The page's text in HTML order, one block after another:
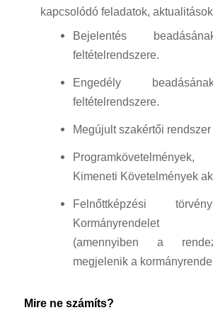
kapcsolódó feladatok,
Bejelentés
feltételrendszere.
Engedély
feltételrendszere.
Megújult szakértői
Kimeneti Követelmények
Felnőttképzési
Kormányrendelet
(amennyiben a
megjelenik a
Mire ne számíts?